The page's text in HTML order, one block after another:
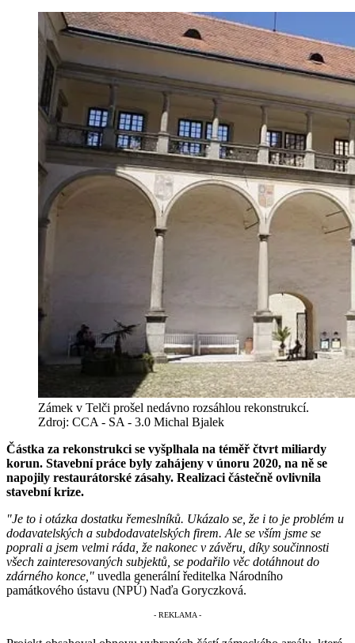
Zámek v Telči prošel nedávno rozsáhlou rekonstrukcí.
Zdroj: CCA - SA - 3.0 Michal Bjalek
Částka za rekonstrukci se vyšplhala na téměř čtvrt miliardy
korun. Stavební práce byly zahájeny v únoru 2020, na ně se
napojily restaurátorské zásahy. Realizaci částečně ovlivnila
stavební krize.
"Je to i otázka dostatku řemeslníků. Ukázalo se, že i to je problém u
dodavatelských a subdodavatelských firem. Ale se vším jsme se
poprali a jsem velmi ráda, že nakonec v závěru, díky součinnosti
všech zainteresovaných subjektů, se podařilo věc dotáhnout do
zdárného konce," uvedla generální ředitelka Národního
památkového ústavu (NPÚ) Naďa Goryczková.